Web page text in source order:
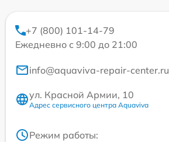
+7 (800) 101-14-79
Ежедневно с 9:00 до 21:00
info@aquaviva-repair-center.ru
ул. Красной Армии, 10
Адрес сервисного центра Aquaviva
Режим работы: